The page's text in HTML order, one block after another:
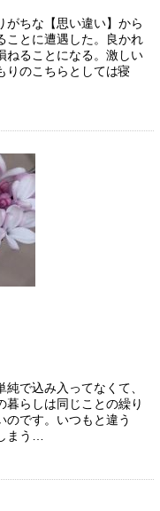
がちな【思い違い】から
ことに遭遇した。良かれ
ねることになる。激しい
りのこちらとしては寝
で込み入ってなくて、
暮らしは同じことの繰り
のです。いつもと違う
まう…